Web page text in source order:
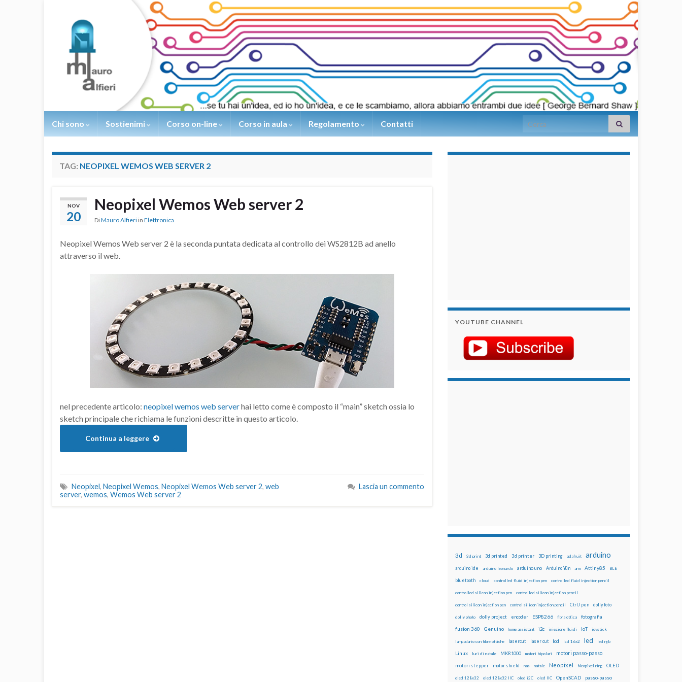
Chi sono Sostienimi Corso on-line Corso in aula Regolamento Contatti Search for:
TAG: NEOPIXEL WEMOS WEB SERVER 2
NOV
20
Neopixel Wemos Web server 2
DiMauro Alfieri in Elettronica
Neopixel Wemos Web server 2 è la seconda puntata dedicata al controllo dei WS2812B ad anello
attraverso il web.
nel precedente articolo: neopixel wemos web serverhai letto come è composto il “main” sketch ossia lo
sketch principale che richiama le funzioni descritte in questo articolo.
Continua a leggere
Neopixel, Neopixel Wemos, Neopixel Wemos Web server 2, web
server, wemos, Wemos Web server 2
Lascia un commento
YOUTUBE CHANNEL
3d 3d print 3d printed 3d printer 3D printing adafruit arduino
arduino ide arduino leonardo arduino uno Arduino Yún arm Attiny85 BLE
bluetooth cloud controlled fluid injection pen controlled fluid injection pencil
controlled silicon injection pen controlled silicon injection pencil
control silicon injection pen control silicon injection pencil CtrlJ pen dolly foto
dolly photo dolly project encoder ESP8266 fibra ottica fotografia
fusion 360 Genuino home assistant i2c iniezione fluidi IoT joystick
lampadario con fibre ottiche lasercut laser cut lcd lcd 16x2 led led rgb
Linux luci di natale MKR1000 motori bipolari motori passo-passo
motori stepper motor shield nas natale Neopixel Neopixel ring OLED
oled 128x32 oled 128x32 IIC oled i2C oled IIC OpenSCAD passo-passo